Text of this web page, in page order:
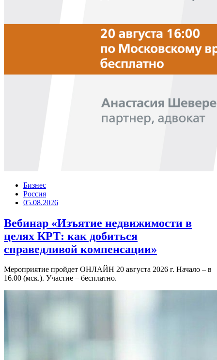
Бизнес
Россия
05.08.2026
Вебинар «Изъятие недвижимости в
целях КРТ: как добиться
справедливой компенсации»
Мероприятие пройдет ОНЛАЙН 20 августа 2026 г. Начало – в
16.00 (мск.). Участие – бесплатно.